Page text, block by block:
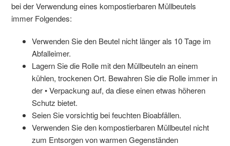
bei der Verwendung eines kompostierbaren Müllbeutels
immer Folgendes:
Verwenden Sie den Beutel nicht länger als 10 Tage im
Abfalleimer.
Lagern Sie die Rolle mit den Müllbeuteln an einem
kühlen, trockenen Ort. Bewahren Sie die Rolle immer in
der • Verpackung auf, da diese einen etwas höheren
Schutz bietet.
Seien Sie vorsichtig bei feuchten Bioabfällen.
Verwenden Sie den kompostierbaren Müllbeutel nicht
zum Entsorgen von warmen Gegenständen